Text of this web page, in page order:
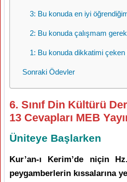
3: Bu konuda en iyi
2: Bu konuda çalışmam
1: Bu konuda dikkatimi
Sonraki Ödevler
6. Sınıf Din Kültürü
13 Cevapları MEB
Üniteye Başlarken
Kur’an-ı Kerim’de niçin
peygamberlerin kıssalarına